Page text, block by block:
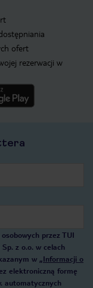
ofert
rezerwacji w
przez TUI
z o.o. w celach
w „Informacji o
elektroniczną formę
automatycznych